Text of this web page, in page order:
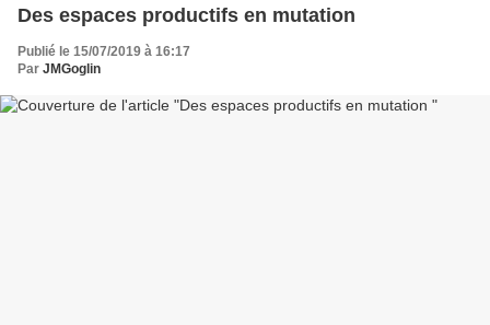
Des espaces productifs en mutation
Publié le 15/07/2019 à 16:17
Par JMGoglin